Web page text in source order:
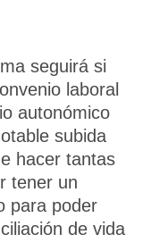
seguirá si
laboral
autonómico
subida
hacer tantas
tener un
para poder
de vida